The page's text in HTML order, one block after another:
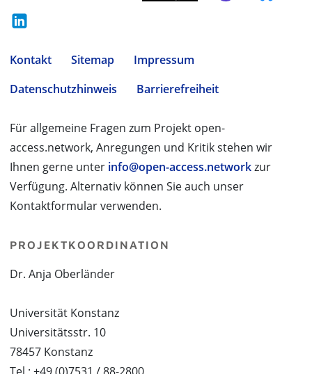
Kontakt Sitemap
Impressum
Datenschutzhinweis
Barrierefreiheit
Für allgemeine Fragen zum Projekt open-
access.network, Anregungen und Kritik stehen wir
Ihnen gerne unter info@open-access.networkzur
Verfügung. Alternativ können Sie auch unser
Kontaktformular verwenden.
PROJEKTKOORDINATION
Dr. Anja Oberländer
Universität Konstanz
Universitätsstr. 10
78457 Konstanz